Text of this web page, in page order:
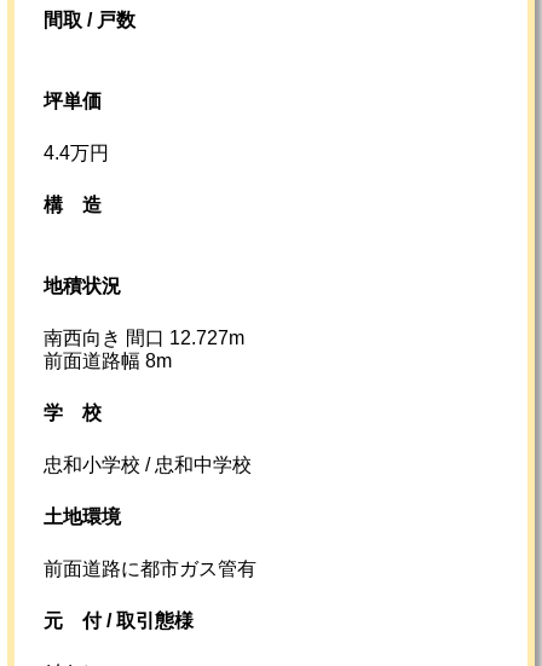
間取 / 戸数
坪単価
4.4万円
構造
地積状況
南西向き 間口 12.727m
前面道路幅 8m
学校
忠和小学校 / 忠和中学校
土地環境
前面道路に都市ガス管有
元 付 /取引態様